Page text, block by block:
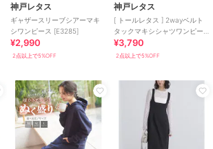
神戸レタス
ギャザースリーブシアーマキ
シワンピース [E3285]
¥2,990
2点以上で5%OFF
神戸レタス
[ トールレタス ] 2wayベルト
タックマキシシャツワンピー
ス [E3247]
¥3,790
2点以上で5%OFF